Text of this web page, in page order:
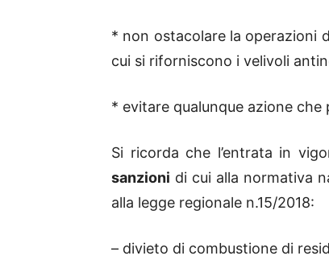
* non ostacolare la operazioni
cui si riforniscono i velivoli
* evitare qualunque azione che
Si ricorda che l’entrata in
sanzioni di cui alla normativa
alla legge regionale n.15/2018:
– divieto di combustione di